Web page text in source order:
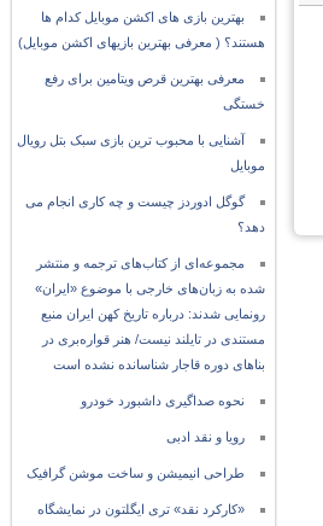
بهترین بازی های اکشن موبایل کدام ها
هستند؟ ( معرفی بهترین بازیهای اکشن موبایل)
معرفی بهترین قرص ویتامین برای رفع
خستگی
آشنایی با محبوب ترین بازی سبک بتل رویال
موبایل
گوگل ادوردز چیست و چه کاری انجام می
دهد؟
مجموعه‌ای از کتاب‌های ترجمه و منتشر
شده به زبان‌های خارجی با موضوع «ایران»
رونمایی شدند: درباره تاریخ کهن ایران منبع
مستندی در تایلند نیست/ هنر قواره‌بری در
بناهای دوره قاجار شناسانده نشده است
نحوه صداگیری داشبورد خودرو
رویا و نقد ادبی
طراحی انیمیشن و ساخت موشن گرافیک
«کارکرد نقد» تری ایگلتون در نمایشگاه